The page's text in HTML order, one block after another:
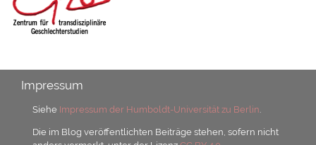
Impressum
Siehe Impressum der Humboldt-Universität zu Berlin
Die im Blog veröffentlichten Beiträge stehen, sofern nicht